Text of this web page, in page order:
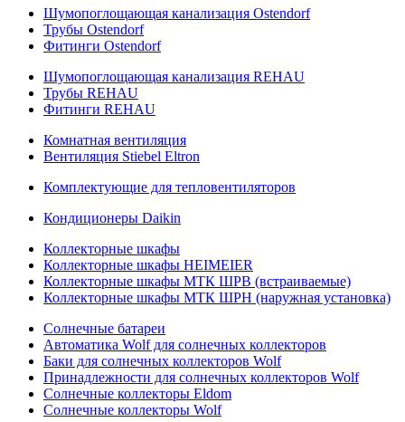
Шумопоглощающая канализация Ostendorf
Трубы Ostendorf
Фитинги Ostendorf
Шумопоглощающая канализация REHAU
Трубы REHAU
Фитинги REHAU
Комнатная вентиляция
Вентиляция Stiebel Eltron
Комплектующие для тепловентиляторов
Кондиционеры Daikin
Коллекторные шкафы
Коллекторные шкафы HEIMEIER
Коллекторные шкафы МТК ШРВ (встраиваемые)
Коллекторные шкафы МТК ШРН (наружная установка)
Солнечные батареи
Автоматика Wolf для солнечных коллекторов
Баки для солнечных коллекторов Wolf
Принадлежности для солнечных коллекторов Wolf
Солнечные коллекторы Eldom
Солнечные коллекторы Wolf